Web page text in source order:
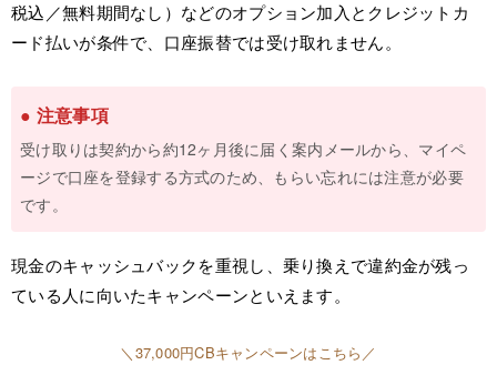
税込／無料期間なし）などのオプション加入とクレジットカ
ード払いが条件で、口座振替では受け取れません。
● 注意事項
受け取りは契約から約12ヶ月後に届く案内メールから、マイペ
ージで口座を登録する方式のため、もらい忘れには注意が必要
です。
現金のキャッシュバックを重視し、乗り換えで違約金が残っ
ている人に向いたキャンペーンといえます。
＼37,000円CBキャンペーンはこちら／